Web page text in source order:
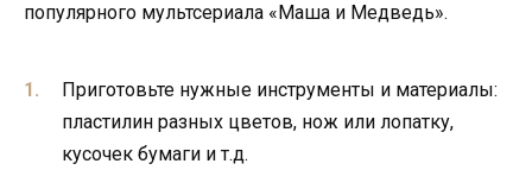
популярного мультсериала «Маша и Медведь».
Приготовьте нужные инструменты и материалы:
пластилин разных цветов, нож или лопатку,
кусочек бумаги и т.д.